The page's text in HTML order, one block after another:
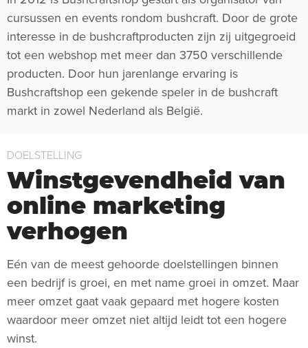
cursussen en events rondom bushcraft. Door de grote
interesse in de bushcraftproducten zijn zij uitgegroeid
tot een webshop met meer dan 3750 verschillende
producten. Door hun jarenlange ervaring is
Bushcraftshop een gekende speler in de bushcraft
markt in zowel Nederland als België.
DOELSTELLING
Winstgevendheid van
online marketing
verhogen
Eén van de meest gehoorde doelstellingen binnen
een bedrijf is groei, en met name groei in omzet. Maar
meer omzet gaat vaak gepaard met hogere kosten
waardoor meer omzet niet altijd leidt tot een hogere
winst.